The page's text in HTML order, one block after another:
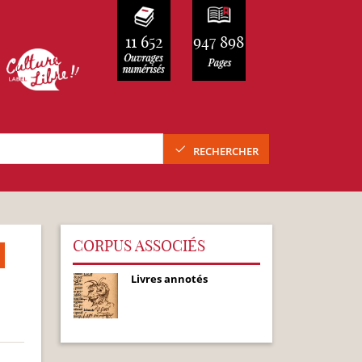
11 652 947 898
RECHERCHER
CORPUS ASSOCIÉS
Livres annotés